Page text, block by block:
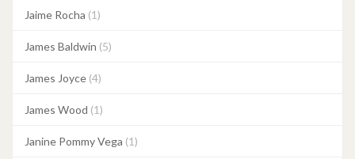
Jaime Rocha (1)
James Baldwin (5)
James Joyce (4)
James Wood (1)
Janine Pommy Vega (1)